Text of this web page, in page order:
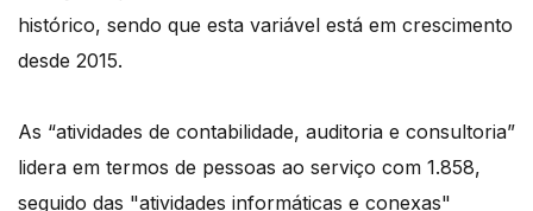
histórico, sendo que esta variável está em crescimento
desde 2015.
As “atividades de contabilidade, auditoria e consultoria”
lidera em termos de pessoas ao serviço com 1.858,
seguido das "atividades informáticas e conexas"